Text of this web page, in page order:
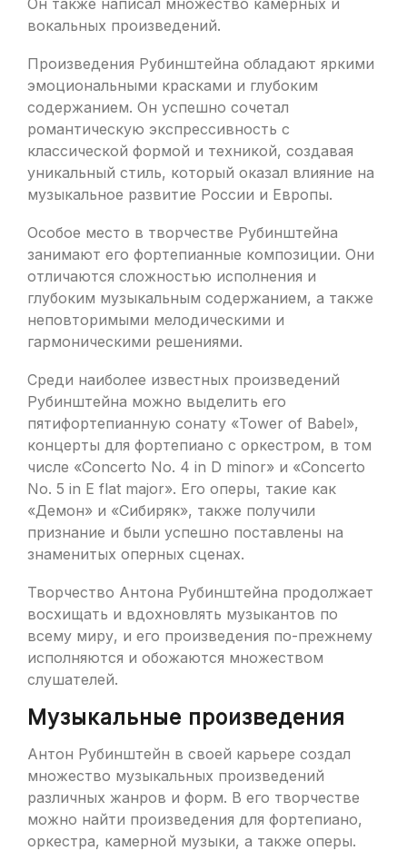
Он также написал множество камерных и
вокальных произведений.
Произведения Рубинштейна обладают яркими
эмоциональными красками и глубоким
содержанием. Он успешно сочетал
романтическую экспрессивность с
классической формой и техникой, создавая
уникальный стиль, который оказал влияние на
музыкальное развитие России и Европы.
Особое место в творчестве Рубинштейна
занимают его фортепианные композиции. Они
отличаются сложностью исполнения и
глубоким музыкальным содержанием, а также
неповторимыми мелодическими и
гармоническими решениями.
Среди наиболее известных произведений
Рубинштейна можно выделить его
пятифортепианную сонату «Tower of Babel»,
концерты для фортепиано с оркестром, в том
числе «Concerto No. 4 in D minor» и «Concerto
No. 5 in E flat major». Его оперы, такие как
«Демон» и «Сибиряк», также получили
признание и были успешно поставлены на
знаменитых оперных сценах.
Творчество Антона Рубинштейна продолжает
восхищать и вдохновлять музыкантов по
всему миру, и его произведения по-прежнему
исполняются и обожаются множеством
слушателей.
Музыкальные произведения
Антон Рубинштейн в своей карьере создал
множество музыкальных произведений
различных жанров и форм. В его творчестве
можно найти произведения для фортепиано,
оркестра, камерной музыки, а также оперы.